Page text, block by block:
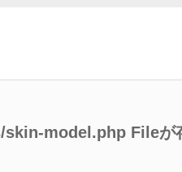
model.php Fileが存